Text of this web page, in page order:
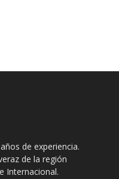
de experiencia.
de la región
Internacional.